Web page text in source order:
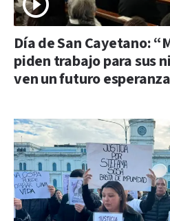
Día de San Cayetano:
piden trabajo para sus
ven un futuro